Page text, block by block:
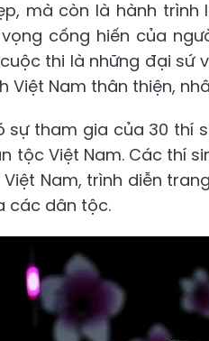
mà còn là hành
cống hiến của
thi là những đại sứ
Việt Nam thân thiện,
sự tham gia của 30 thí
tộc Việt Nam. Các thí
Nam, trình diễn
các dân tộc.